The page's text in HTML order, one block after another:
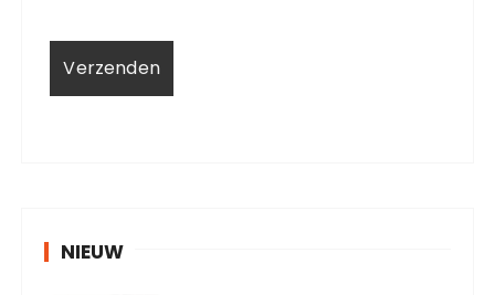
NIEUW